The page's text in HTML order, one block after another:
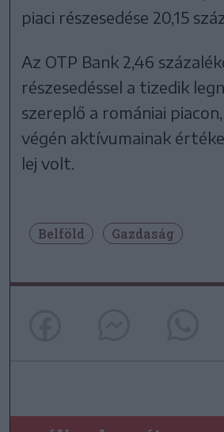
piaci részesedése 20,15
Az OTP Bank 2,46
részesedéssel a tizedik
szereplő a romániai
végén aktívumainak
lej volt.
Belföld Gazdaság